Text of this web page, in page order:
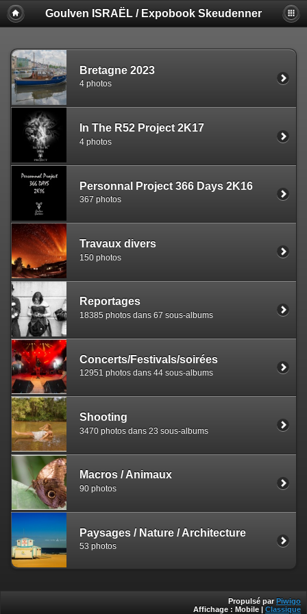
Goulven ISRAËL / Expobook Skeudenner
Bretagne 2023
4 photos
In The R52 Project 2K17
4 photos
Personnal Project 366 Days 2K16
367 photos
Travaux divers
150 photos
Reportages
18385 photos dans 67 sous-albums
Concerts/Festivals/soirées
12951 photos dans 44 sous-albums
Shooting
3470 photos dans 23 sous-albums
Macros / Animaux
90 photos
Paysages / Nature / Architecture
53 photos
Propulsé par Piwigo
Affichage : Mobile Classique